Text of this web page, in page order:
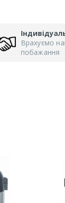
Врахуємо
побажання